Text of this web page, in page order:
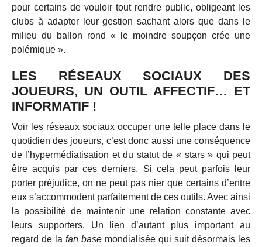
pour certains de vouloir tout rendre public, obligeant les
clubs à adapter leur gestion sachant alors que dans le
milieu du ballon rond « le moindre soupçon crée une
polémique ».
LES RÉSEAUX SOCIAUX DES
JOUEURS, UN OUTIL AFFECTIF… ET
INFORMATIF !
Voir les réseaux sociaux occuper une telle place dans le
quotidien des joueurs, c’est donc aussi une conséquence
de l’hypermédiatisation et du statut de « stars » qui peut
être acquis par ces derniers. Si cela peut parfois leur
porter préjudice, on ne peut pas nier que certains d’entre
eux s’accommodent parfaitement de ces outils. Avec ainsi
la possibilité de maintenir une relation constante avec
leurs supporters. Un lien d’autant plus important au
regard de la fan basemondialisée qui suit désormais les